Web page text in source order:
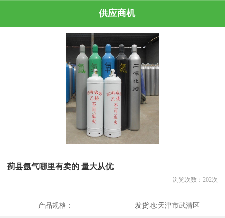
供应商机
蓟县氩气哪里有卖的 量大从优
浏览次数： 202次
产品规格： 发货地:天津市武清区